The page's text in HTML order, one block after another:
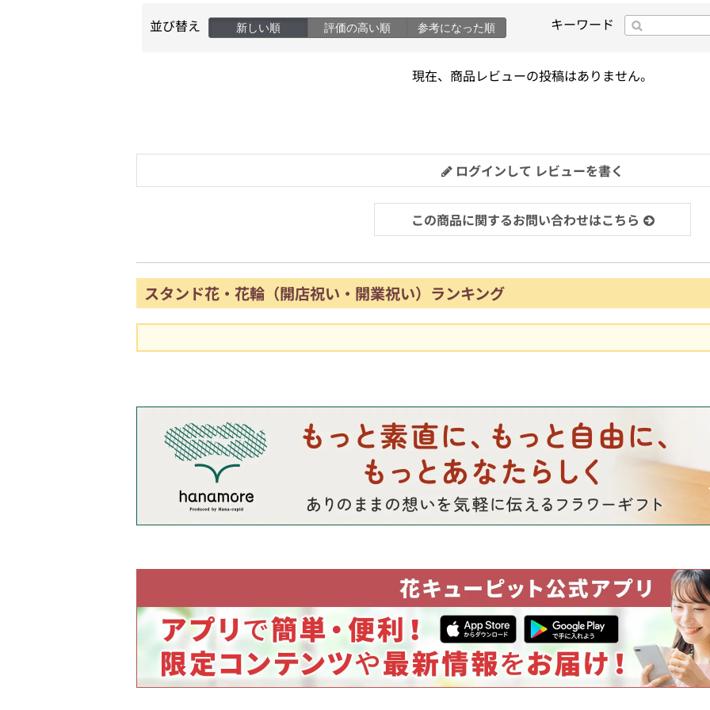
並び替え 新しい順 評価の高い順 参考になった順 キーワード
現在、商品レビューの投稿はありません。
ログインして レビューを書く
この商品に関するお問い合わせはこちら
スタンド花・花輪（開店祝い・開業祝い）ランキング